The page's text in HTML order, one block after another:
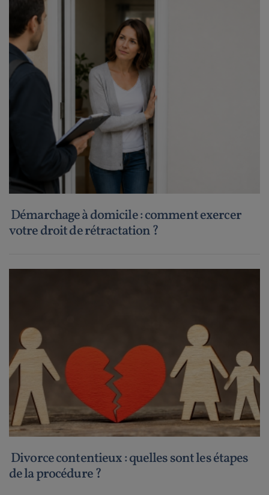
Démarchage à domicile : comment exercer
votre droit de rétractation ?
Divorce contentieux : quelles sont les étapes
de la procédure ?